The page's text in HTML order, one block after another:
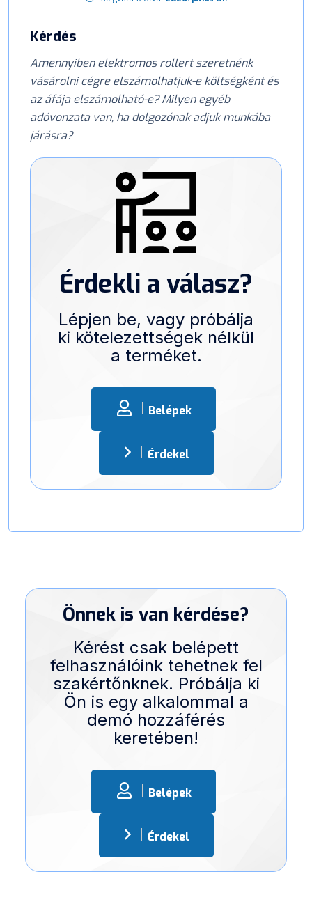
Kérdés
Amennyiben elektromos rollert szeretnénk
vásárolni cégre elszámolhatjuk-e költségként és
az áfája elszámolható-e? Milyen egyéb
adóvonzata van, ha dolgozónak adjuk munkába
járásra?
Érdekli a válasz?
Lépjen be, vagy próbálja
ki kötelezettségek nélkül
a terméket.
Belépek
Érdekel
Önnek is van kérdése?
Kérést csak belépett
felhasználóink tehetnek fel
szakértőnknek. Próbálja ki
Ön is egy alkalommal a
demó hozzáférés
keretében!
Belépek
Érdekel